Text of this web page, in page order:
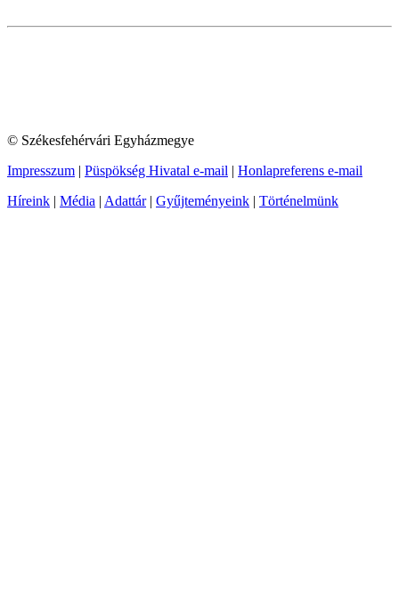
© Székesfehérvári Egyházmegye
Impresszum | Püspökség Hivatal e-mail | Honlapreferens e-mail
Híreink | Média | Adattár| Gyűjteményeink | Történelmünk